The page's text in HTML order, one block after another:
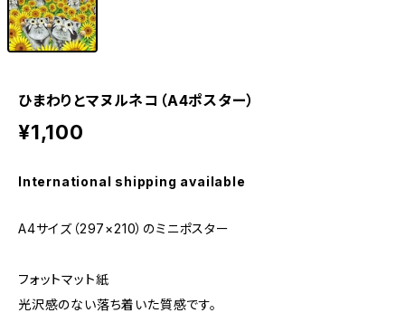
ひまわりとマヌルネコ（A4ポスター）
¥1,100
International shipping available
A4サイズ（297×210）のミニポスター
フォットマット紙
光沢感のない落ち着いた質感です。